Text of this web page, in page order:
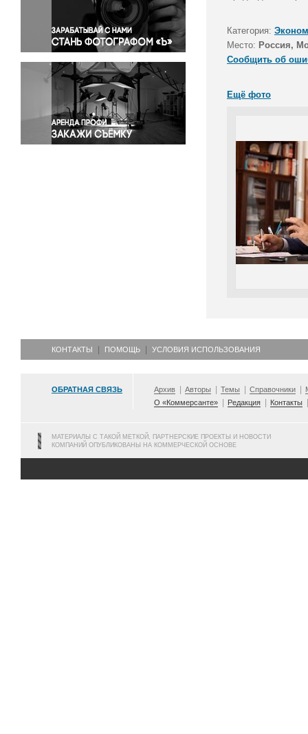
Правосудие
Происшествия и конфликты
Религия
Светская жизнь
Спорт
Экология
Экономика и бизнес
Категория:
Место: Россия,
Сообщить об
Ещё фото
КОНТАКТЫ ПОМОЩЬ УСЛОВИЯ ИСПОЛЬЗОВАНИЯ
ОБРАТНАЯ СВЯЗЬ Архив Авторы Темы Справочники
О «Коммерсанте»
Редакция Контакты
МАТЕРИАЛЫ С ТАКОЙ МЕТКОЙ, ПАРТНЕРСКИЕ ПРОЕКТЫ И НОВОСТИ
КОМПАНИЙ ОПУБЛИКОВАНЫ НА КОММЕРЧЕСКОЙ ОСНОВЕ